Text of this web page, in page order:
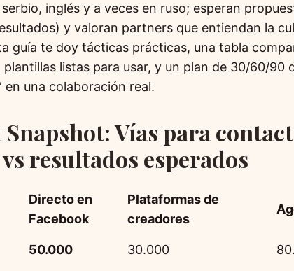
inglés y a veces en ruso; esperan
y valoran partners que entiendan la
guía te doy tácticas prácticas, una tabla
listas para usar, y un plan de 30/60/90
en una colaboración real.
Snapshot: Vías para
resultados esperados
Directo en
Facebook
Plataformas de
creadores
50.000 30.000